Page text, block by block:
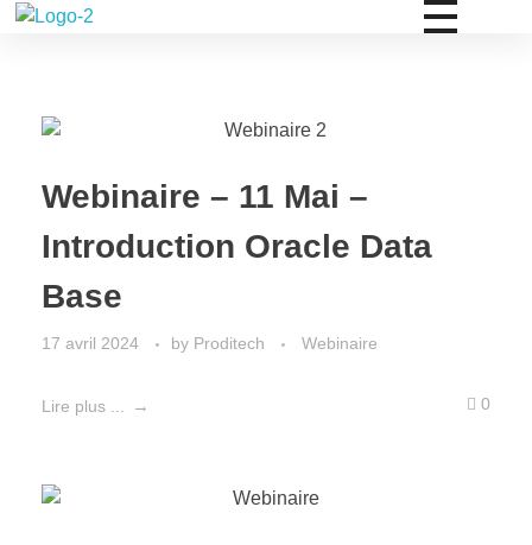
Webinaire – 11 Mai –
Introduction Oracle Data
Base
17 avril 2024 by Proditech Webinaire
Lire plus ... 0